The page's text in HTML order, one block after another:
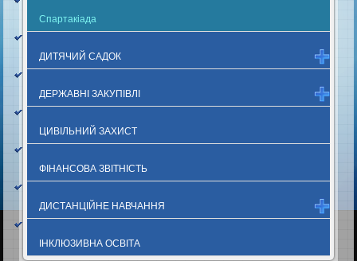
Спартакіада
ДИТЯЧИЙ САДОК
ДЕРЖАВНІ ЗАКУПІВЛІ
ЦИВІЛЬНИЙ ЗАХИСТ
ФІНАНСОВА ЗВІТНІСТЬ
ДИСТАНЦІЙНЕ НАВЧАННЯ
ІНКЛЮЗИВНА ОСВІТА